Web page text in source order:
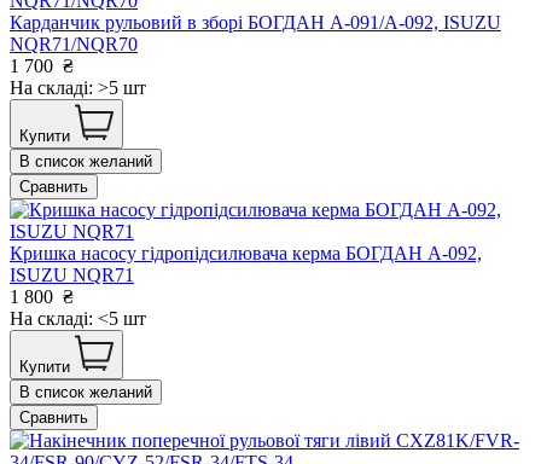
Карданчик рульовий в зборі БОГДАН А-091/А-092, ISUZU
NQR71/NQR70
1 700 ₴
На складі: >5 шт
Купити
В список желаний
Сравнить
Кришка насосу гідропідсилювача керма БОГДАН А-092,
ISUZU NQR71
1 800 ₴
На складі: <5 шт
Купити
В список желаний
Сравнить